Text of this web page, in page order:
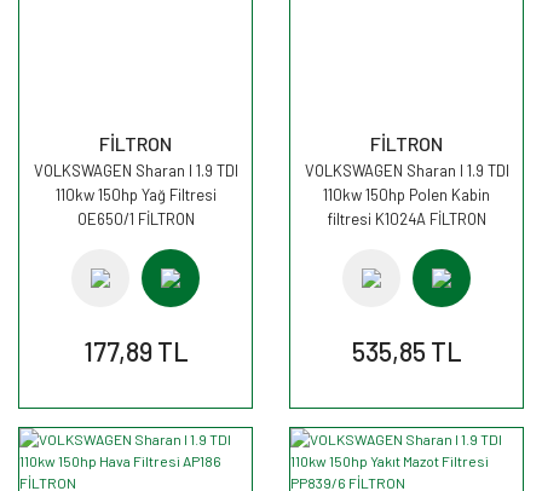
FİLTRON
VOLKSWAGEN Sharan I 1.9 TDI
110kw 150hp Yağ Filtresi
OE650/1 FİLTRON
177,89 TL
FİLTRON
VOLKSWAGEN Sharan I 1.9 TDI
110kw 150hp Polen Kabin
filtresi K1024A FİLTRON
535,85 TL